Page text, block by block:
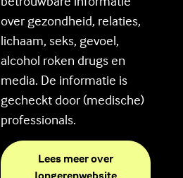
over gezondheid, relaties,
lichaam, seks, gevoel,
alcohol roken drugs en
media. De informatie is
gecheckt door (medische)
professionals.
Lees meer over